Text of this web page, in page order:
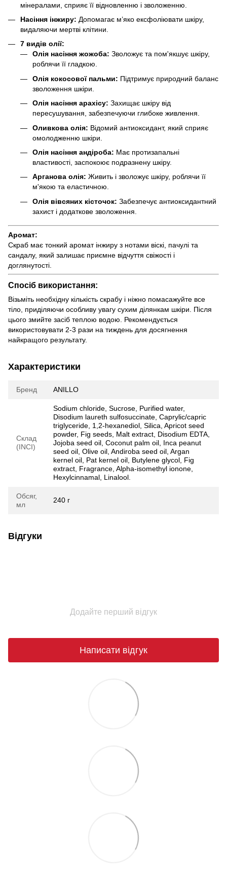
мінералами, сприяє її відновленню і зволоженню.
Насіння інжиру: Допомагає м’яко ексфоліювати шкіру,
видаляючи мертві клітини.
7 видів олії:
Олія насіння жожоба: Зволожує та пом'якшує шкіру,
роблячи її гладкою.
Олія кокосової пальми: Підтримує природний баланс
зволоження шкіри.
Олія насіння арахісу: Захищає шкіру від
пересушування, забезпечуючи глибоке живлення.
Оливкова олія: Відомий антиоксидант, який сприяє
омолодженню шкіри.
Олія насіння андіроба: Має протизапальні
властивості, заспокоює подразнену шкіру.
Арганова олія: Живить і зволожує шкіру, роблячи її
м'якою та еластичною.
Олія вівсяних кісточок: Забезпечує антиоксидантний
захист і додаткове зволоження.
Аромат:
Скраб має тонкий аромат інжиру з нотами віскі, пачулі та
сандалу, який залишає приємне відчуття свіжості і
доглянутості.
Спосіб використання:
Візьміть необхідну кількість скрабу і ніжно помасажуйте все
тіло, приділяючи особливу увагу сухим ділянкам шкіри. Після
цього змийте засіб теплою водою. Рекомендується
використовувати 2-3 рази на тиждень для досягнення
найкращого результату.
Характеристики
Бренд ANILLO
Склад
(INCI)
Sodium chloride, Sucrose, Purified water,
Disodium laureth sulfosuccinate, Caprylic/capric
triglyceride, 1,2-hexanediol, Silica, Apricot seed
powder, Fig seeds, Malt extract, Disodium EDTA,
Jojoba seed oil, Coconut palm oil, Inca peanut
seed oil, Olive oil, Andiroba seed oil, Argan
kernel oil, Pat kernel oil, Butylene glycol, Fig
extract, Fragrance, Alpha-isomethyl ionone,
Hexylcinnamal, Linalool.
Обсяг,
мл
240 г
Відгуки
Додайте перший відгук
Написати відгук